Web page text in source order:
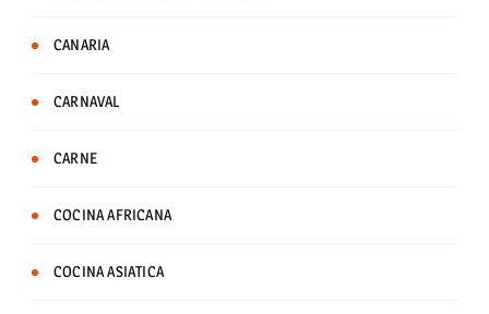
CANARIA
CARNAVAL
CARNE
COCINA AFRICANA
COCINA ASIATICA